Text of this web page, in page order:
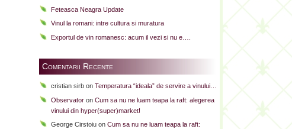
Feteasca Neagra Update
Vinul la romani: intre cultura si muratura
Exportul de vin romanesc: acum il vezi si nu e….
Comentarii Recente
cristian sirb on Temperatura “ideala” de servire a vinului…
Observator on Cum sa nu ne luam teapa la raft: alegerea
vinului din hyper(super)market!
George Cirstoiu on Cum sa nu ne luam teapa la raft: